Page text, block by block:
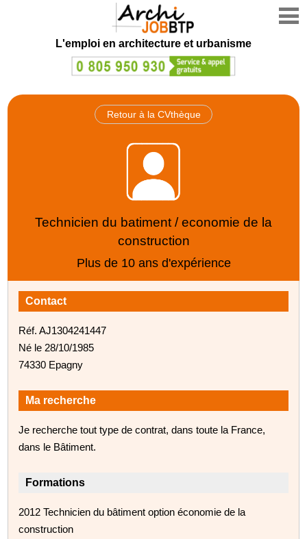
L'emploi en architecture et urbanisme
Retour à la CVthèque
Technicien du batiment / economie de la
construction
Plus de 10 ans d'expérience
Contact
Réf. AJ1304241447
Né le 28/10/1985
74330 Epagny
Ma recherche
Je recherche tout type de contrat, dans toute la France,
dans le Bâtiment.
Formations
2012 Technicien du bâtiment option économie de la
construction